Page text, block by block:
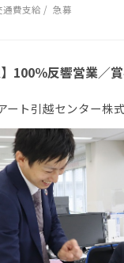
通費支給 急募
】100％反響営業／
ト引越センター株